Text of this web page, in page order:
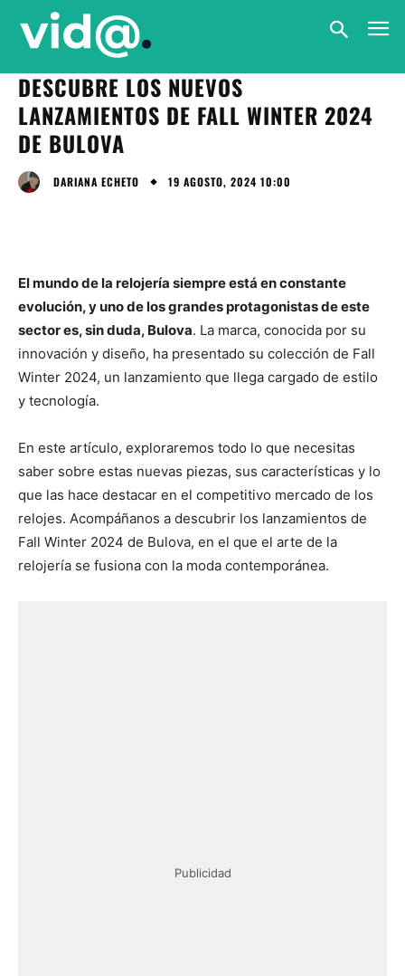
DESCUBRE LOS NUEVOS
LANZAMIENTOS DE FALL WINTER 2024
DE BULOVA
DARIANA ECHETO 19 AGOSTO, 2024 10:00
El mundo de la relojería siempre está en constante
evolución, y uno de los grandes protagonistas de este
sector es, sin duda, Bulova. La marca, conocida por su
innovación y diseño, ha presentado su colección de Fall
Winter 2024, un lanzamiento que llega cargado de estilo
y tecnología.
En este artículo, exploraremos todo lo que necesitas
saber sobre estas nuevas piezas, sus características y lo
que las hace destacar en el competitivo mercado de los
relojes. Acompáñanos a descubrir los lanzamientos de
Fall Winter 2024 de Bulova, en el que el arte de la
relojería se fusiona con la moda contemporánea.
Publicidad